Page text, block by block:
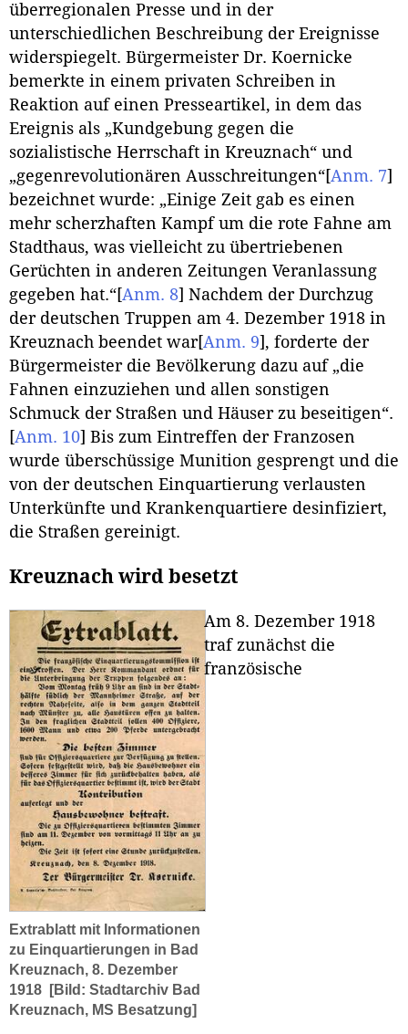
überregionalen Presse und in der
unterschiedlichen Beschreibung der Ereignisse
widerspiegelt. Bürgermeister Dr. Koernicke
bemerkte in einem privaten Schreiben in
Reaktion auf einen Presseartikel, in dem das
Ereignis als „Kundgebung gegen die
sozialistische Herrschaft in Kreuznach“ und
„gegenrevolutionären Ausschreitungen“[Anm. 7]
bezeichnet wurde: „Einige Zeit gab es einen
mehr scherzhaften Kampf um die rote Fahne am
Stadthaus, was vielleicht zu übertriebenen
Gerüchten in anderen Zeitungen Veranlassung
gegeben hat.“[Anm. 8] Nachdem der Durchzug
der deutschen Truppen am 4. Dezember 1918 in
Kreuznach beendet war[Anm. 9] , forderte der
Bürgermeister die Bevölkerung dazu auf „die
Fahnen einzuziehen und allen sonstigen
Schmuck der Straßen und Häuser zu beseitigen“.
[Anm. 10] Bis zum Eintreffen der Franzosen
wurde überschüssige Munition gesprengt und die
von der deutschen Einquartierung verlausten
Unterkünfte und Krankenquartiere desinfiziert,
die Straßen gereinigt.
Kreuznach wird besetzt
Extrablatt mit Informationen
zu Einquartierungen in Bad
Kreuznach, 8. Dezember
1918
[Bild: Stadtarchiv Bad
Kreuznach, MS Besatzung]
Am 8. Dezember 1918
traf zunächst die
französische